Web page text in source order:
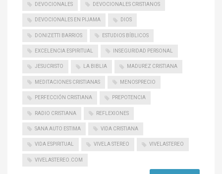
DEVOCIONALES DEVOCIONALES CRISTIANOS
DEVOCIONALES EN PIJAMA DIOS
DONIZETTI BARRIOS ESTUDIOS BÍBLICOS
EXCELENCIA ESPIRITUAL INSEGURIDAD PERSONAL
JESUCRISTO LA BIBLIA MADUREZ CRISTIANA
MEDITACIONES CRISTIANAS MENOSPRECIO
PERFECCIÓN CRISTIANA PREPOTENCIA
RADIO CRISTIANA REFLEXIONES
SANA AUTO ESTIMA VIDA CRISTIANA
VIDA ESPIRITUAL VIVELA STEREO VIVELASTEREO
VIVELASTEREO.COM